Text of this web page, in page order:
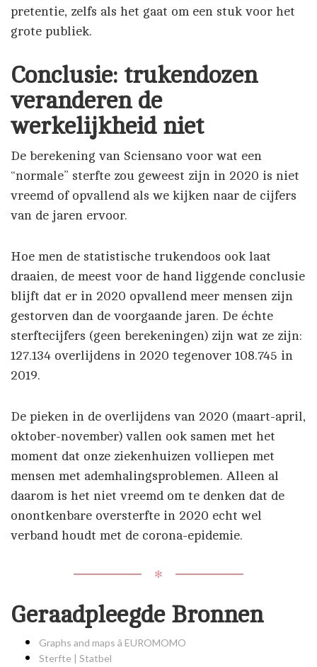
pretentie, zelfs als het gaat om een stuk voor het
grote publiek.
Conclusie: trukendozen
veranderen de
werkelijkheid niet
De berekening van Sciensano voor wat een
“normale” sterfte zou geweest zijn in 2020 is niet
vreemd of opvallend als we kijken naar de cijfers
van de jaren ervoor.
Hoe men de statistische trukendoos ook laat
draaien, de meest voor de hand liggende conclusie
blijft dat er in 2020 opvallend meer mensen zijn
gestorven dan de voorgaande jaren. De échte
sterftecijfers (geen berekeningen) zijn wat ze zijn:
127.134 overlijdens in 2020 tegenover 108.745 in
2019.
De pieken in de overlijdens van 2020 (maart-april,
oktober-november) vallen ook samen met het
moment dat onze ziekenhuizen volliepen met
mensen met ademhalingsproblemen. Alleen al
daarom is het niet vreemd om te denken dat de
onontkenbare oversterfte in 2020 echt wel
verband houdt met de corona-epidemie.
✻
Geraadpleegde Bronnen
Graphs and maps â EUROMOMO
Sterfte | Statbel